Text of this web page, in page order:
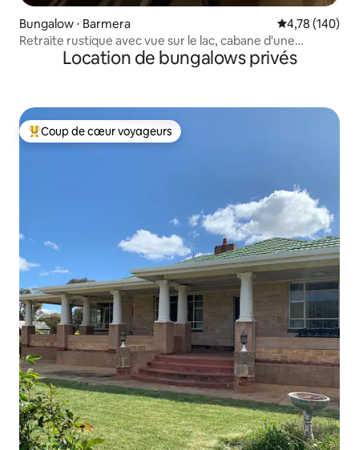
Bungalow ⋅ Barmera Évaluation
4,78 (140)
Retraite rustique avec vue sur le lac, cabane d'une
chambreLocation de bungalows privés
Coups de cœur voyageurs les plus appréciés
Coup de cœur voyageurs